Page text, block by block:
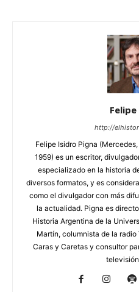
Felipe
http://
Felipe Isidro Pigna
1959) es un escritor,
especializado en la historia
diversos formatos, y es
como el divulgador con más
la actualidad. Pigna es
Historia Argentina de la
Martín, columnista de la
Caras y Caretas y consultor